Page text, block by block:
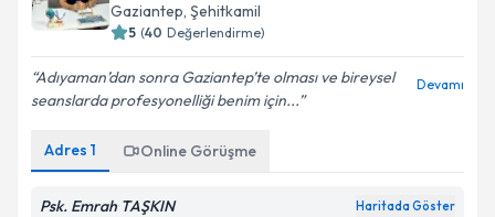
Gaziantep, Şehitkamil
5 (40 Değerlendirme)
Adıyaman’dan sonra Gaziantep’te olması ve bireysel
seanslarda profesyonelliği benim için...
Devamı
Adres 1 Online Görüşme
Psk. Emrah TAŞKIN Haritada Göster